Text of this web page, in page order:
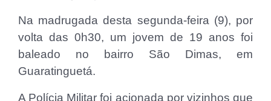
Na madrugada desta segunda-feira (9), por
volta das 0h30, um jovem de 19 anos foi
baleado no bairro São Dimas, em
Guaratinguetá.
A Polícia Militar foi acionada por vizinhos que